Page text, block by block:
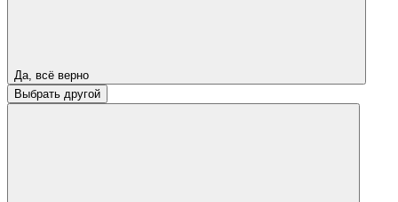
Да, всё верно
Выбрать другой